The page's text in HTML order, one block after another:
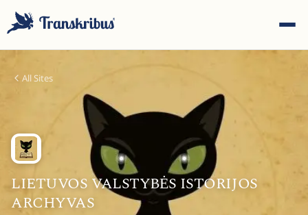
Start typing to search across models, sites, and blog
All Sites
LIETUVOS VALSTYBĖS ISTORIJOS
ARCHYVAS